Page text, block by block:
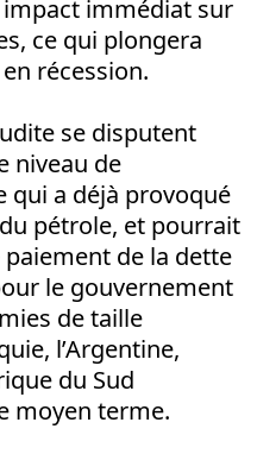
immédiat sur
ce qui plongera
récession.
se disputent
niveau de
qui a déjà provoqué
pétrole, et pourrait
de la dette
le gouvernement
de taille
l’Argentine,
du Sud
moyen terme.